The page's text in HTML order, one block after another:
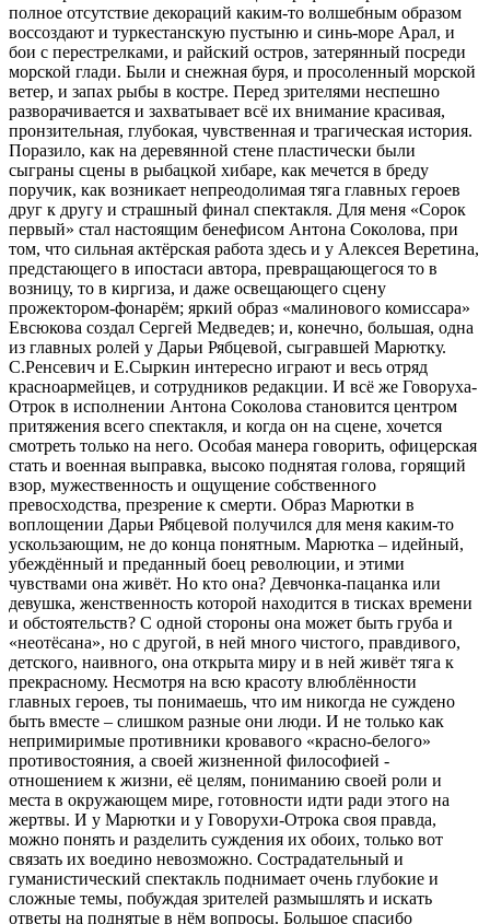
полное отсутствие декораций каким-то волшебным образом
воссоздают и туркестанскую пустыню и синь-море Арал, и
бои с перестрелками, и райский остров, затерянный посреди
морской глади. Были и снежная буря, и просоленный морской
ветер, и запах рыбы в костре. Перед зрителями неспешно
разворачивается и захватывает всё их внимание красивая,
пронзительная, глубокая, чувственная и трагическая история.
Поразило, как на деревянной стене пластически были
сыграны сцены в рыбацкой хибаре, как мечется в бреду
поручик, как возникает непреодолимая тяга главных героев
друг к другу и страшный финал спектакля. Для меня «Сорок
первый» стал настоящим бенефисом Антона Соколова, при
том, что сильная актёрская работа здесь и у Алексея Веретина,
предстающего в ипостаси автора, превращающегося то в
возницу, то в киргиза, и даже освещающего сцену
прожектором-фонарём; яркий образ «малинового комиссара»
Евсюкова создал Сергей Медведев; и, конечно, большая, одна
из главных ролей у Дарьи Рябцевой, сыгравшей Марютку.
С.Ренсевич и Е.Сыркин интересно играют и весь отряд
красноармейцев, и сотрудников редакции. И всё же Говоруха-
Отрок в исполнении Антона Соколова становится центром
притяжения всего спектакля, и когда он на сцене, хочется
смотреть только на него. Особая манера говорить, офицерская
стать и военная выправка, высоко поднятая голова, горящий
взор, мужественность и ощущение собственного
превосходства, презрение к смерти. Образ Марютки в
воплощении Дарьи Рябцевой получился для меня каким-то
ускользающим, не до конца понятным. Марютка – идейный,
убеждённый и преданный боец революции, и этими
чувствами она живёт. Но кто она? Девчонка-пацанка или
девушка, женственность которой находится в тисках времени
и обстоятельств? С одной стороны она может быть груба и
«неотёсана», но с другой, в ней много чистого, правдивого,
детского, наивного, она открыта миру и в ней живёт тяга к
прекрасному. Несмотря на всю красоту влюблённости
главных героев, ты понимаешь, что им никогда не суждено
быть вместе – слишком разные они люди. И не только как
непримиримые противники кровавого «красно-белого»
противостояния, а своей жизненной философией -
отношением к жизни, её целям, пониманию своей роли и
места в окружающем мире, готовности идти ради этого на
жертвы. И у Марютки и у Говорухи-Отрока своя правда,
можно понять и разделить суждения их обоих, только вот
связать их воедино невозможно. Сострадательный и
гуманистический спектакль поднимает очень глубокие и
сложные темы, побуждая зрителей размышлять и искать
ответы на поднятые в нём вопросы. Большое спасибо